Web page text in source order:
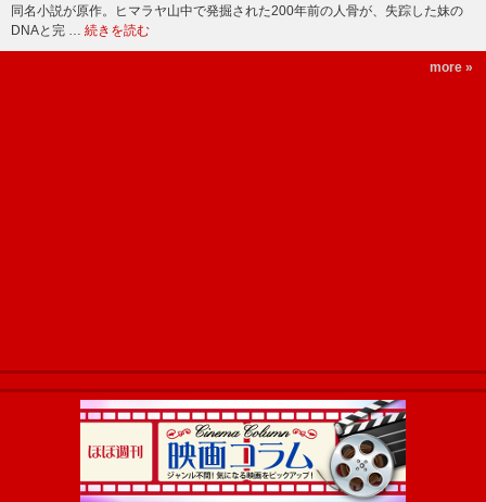
同名小説が原作。ヒマラヤ山中で発掘された200年前の人骨が、失踪した妹の
DNAと完 … 続きを読む
more »